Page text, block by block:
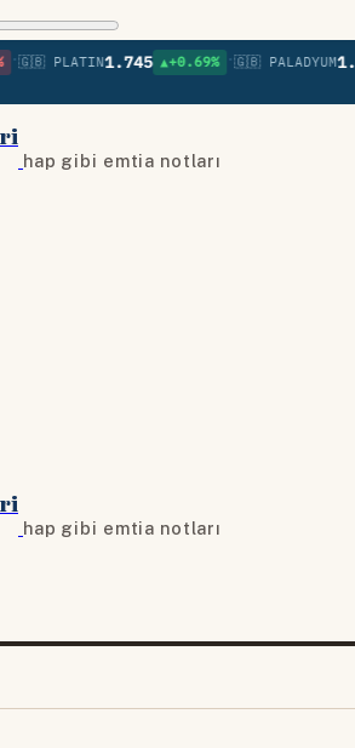
PLATIN1.745 ▲+0.69% •🇬🇧 PALADYUM1.386
hap gibi emtia notları
hap gibi emtia notları